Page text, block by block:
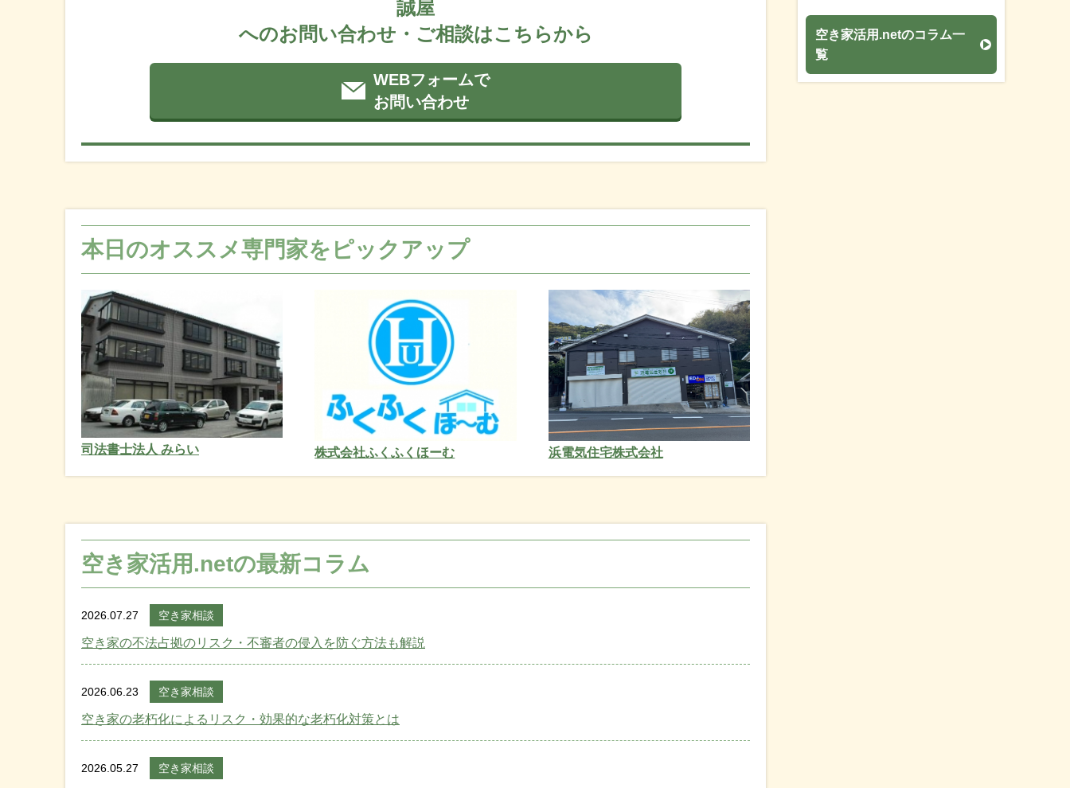
誠屋
へのお問い合わせ・ご相談はこちらから
WEBフォームで
お問い合わせ
本日のオススメ専門家をピックアップ
司法書士法人 みらい 株式会社ふくふくほーむ 浜電気住宅株式会社
空き家活用.netの最新コラム
2026.07.27 空き家相談
空き家の不法占拠のリスク・不審者の侵入を防ぐ方法も解説
2026.06.23 空き家相談
空き家の老朽化によるリスク・効果的な老朽化対策とは
2026.05.27 空き家相談
空き家活用.netのコラム一
覧